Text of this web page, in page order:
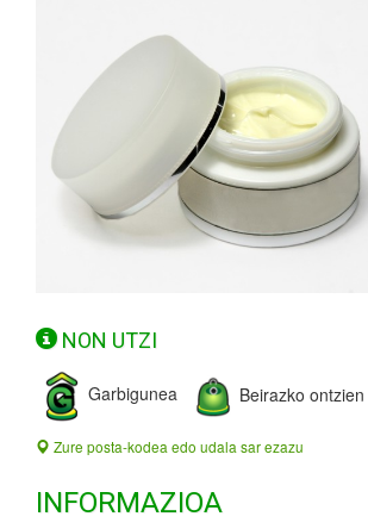
NON UTZI
Garbigunea Beirazko
Zure posta-kodea edo udala sar ezazu
INFORMAZIOA